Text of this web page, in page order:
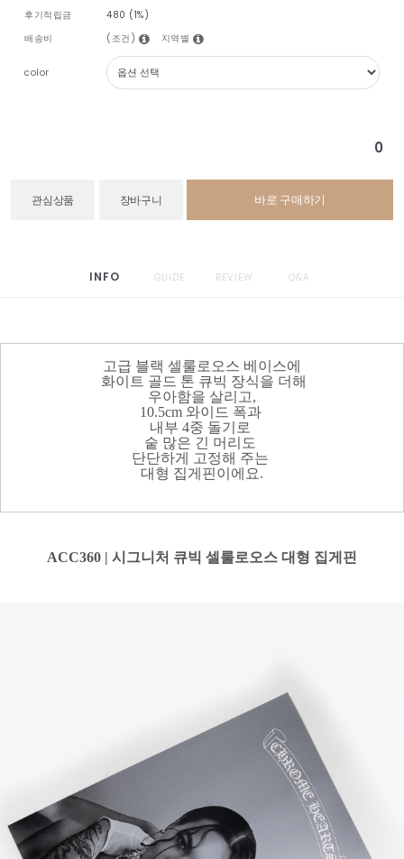
후기적립금
480 (1%)
배송비
(조건) 지역별
color
0
관심상품 장바구니 바로 구매하기
INFO GUIDE REVIEW Q&A
고급 블랙 셀룰로오스 베이스에
화이트 골드 톤 큐빅 장식을 더해
우아함을 살리고,
10.5cm 와이드 폭과
내부 4중 돌기로
숱 많은 긴 머리도
단단하게 고정해 주는
대형 집게핀이에요.
ACC360 | 시그니처 큐빅 셀룰로오스 대형 집게핀